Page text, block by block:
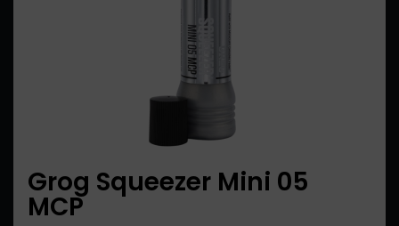
Grog Squeezer Mini 05
MCP